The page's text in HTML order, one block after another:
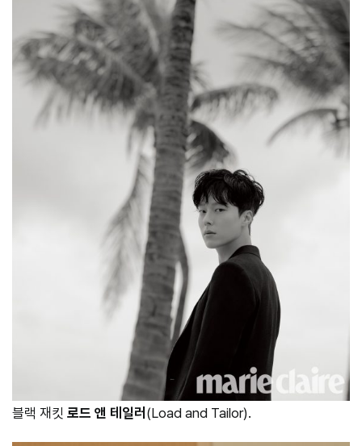
블랙 재킷 로드 앤 테일러 (Load and Tailor).